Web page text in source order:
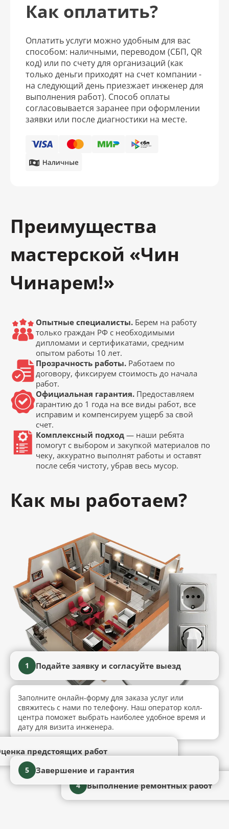
Как оплатить?
Оплатить услуги можно удобным для вас
способом: наличными, переводом (СБП, QR
код) или по счету для организаций (как
только деньги приходят на счет компании -
на следующий день приезжает инженер для
выполнения работ). Способ оплаты
согласовывается заранее при оформлении
заявки или после диагностики на месте.
Преимущества
мастерской «Чин
Чинарем!»
Опытные специалисты. Берем на работу
только граждан РФ с необходимыми
дипломами и сертификатами, средним
опытом работы 10 лет.
Прозрачность работы. Работаем по
договору, фиксируем стоимость до начала
работ.
Официальная гарантия. Предоставляем
гарантию до 1 года на все виды работ, все
исправим и компенсируем ущерб за свой
счет.
Комплексный подход — наши ребята
помогут с выбором и закупкой материалов по
чеку, аккуратно выполнят работы и оставят
после себя чистоту, убрав весь мусор.
Как мы работаем?
1 Подайте заявку и согласуйте выезд
Заполните онлайн-форму для заказа услуг или
свяжитесь с нами по телефону. Наш оператор колл-
центра поможет выбрать наиболее удобное время и
дату для визита инженера.
предстоящих работ
4 Выполнение ремонтных работ
5 Завершение и гарантия